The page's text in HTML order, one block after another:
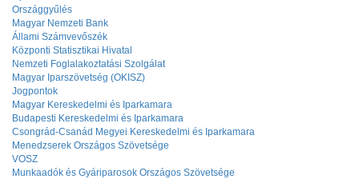
Országgyűlés
Magyar Nemzeti Bank
Állami Számvevőszék
Központi Statisztikai Hivatal
Nemzeti Foglalakoztatási Szolgálat
Magyar Iparszövetség (OKISZ)
Jogpontok
Magyar Kereskedelmi és Iparkamara
Budapesti Kereskedelmi és Iparkamara
Csongrád-Csanád Megyei Kereskedelmi és Iparkamara
Menedzserek Országos Szövetsége
VOSZ
Munkaadók és Gyáriparosok Országos Szövetsége